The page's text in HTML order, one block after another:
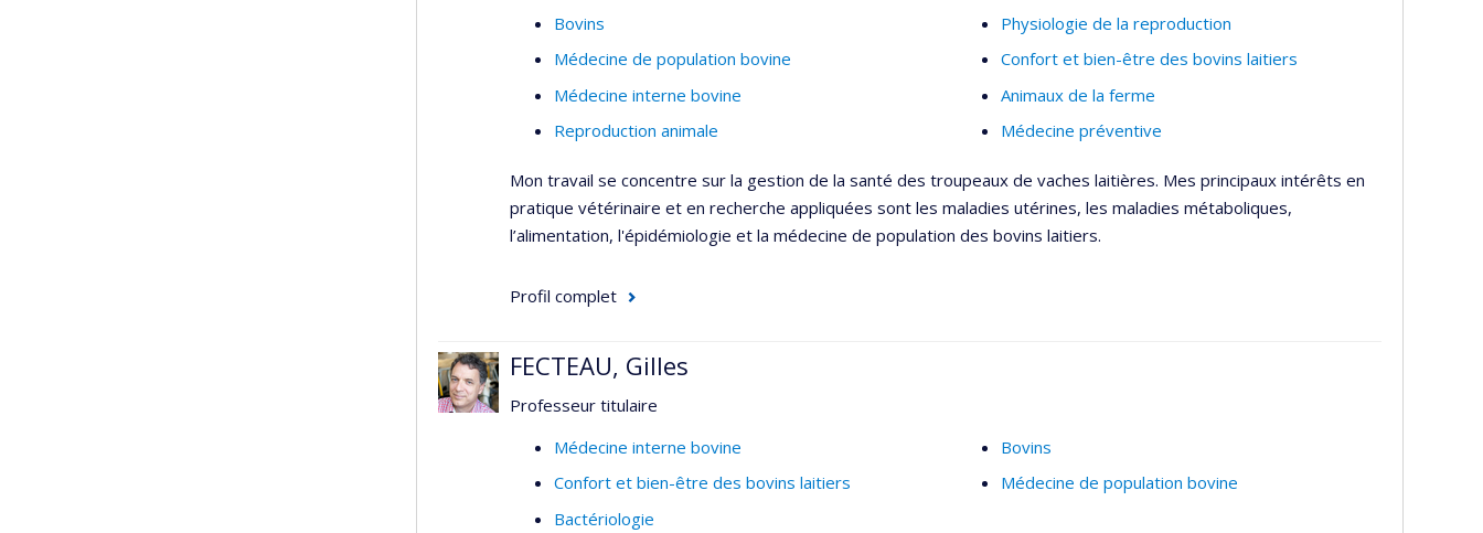
Bovins
Médecine de population bovine
Médecine interne bovine
Reproduction animale
Physiologie de la reproduction
Confort et bien-être des bovins laitiers
Animaux de la ferme
Médecine préventive
Mon travail se concentre sur la gestion de la santé des troupeaux de vaches laitières. Mes principaux intérêts en
pratique vétérinaire et en recherche appliquées sont les maladies utérines, les maladies métaboliques,
l’alimentation, l'épidémiologie et la médecine de population des bovins laitiers.
Profil complet
FECTEAU, Gilles
Professeur titulaire
Médecine interne bovine
Confort et bien-être des bovins laitiers
Bactériologie
Bovins
Médecine de population bovine